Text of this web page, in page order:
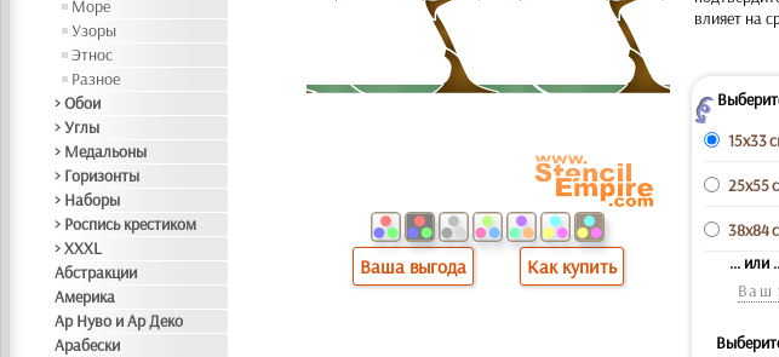
Море
Узоры
Этнос
Разное
> Обои
> Углы
> Медальоны
> Горизонты
> Наборы
> Роспись крестиком
> XXXL
Абстракции
Америка
Ар Нуво и Ар Деко
Арабески
Ваша выгода Как купить
влияет на
Z
15x33
25x55
38x84
... или
Ваш